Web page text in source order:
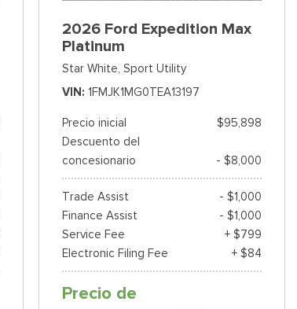
2026 Ford Expedition Max
Platinum
Star White, Sport Utility
VIN
1FMJK1MG0TEA13197
Precio inicial
$95,898
Descuento del
concesionario
- $8,000
Trade Assist
- $1,000
Finance Assist
- $1,000
Service Fee
+ $799
Electronic Filing Fee
+ $84
Precio de